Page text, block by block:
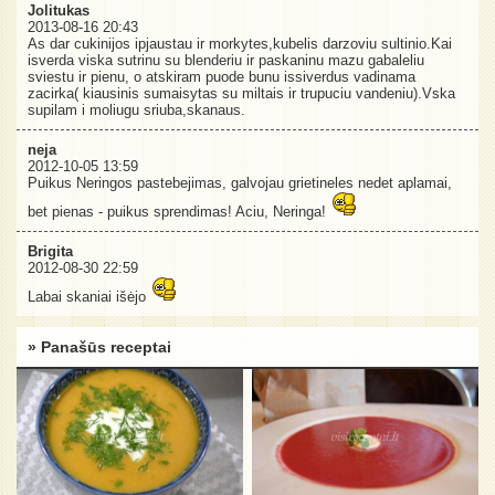
Jolitukas
2013-08-16 20:43
As dar cukinijos ipjaustau ir morkytes,kubelis darzoviu sultinio.Kai
isverda viska sutrinu su blenderiu ir paskaninu mazu gabaleliu
sviestu ir pienu, o atskiram puode bunu issiverdus vadinama
zacirka( kiausinis sumaisytas su miltais ir trupuciu vandeniu).Vska
supilam i moliugu sriuba,skanaus.
neja
2012-10-05 13:59
Puikus Neringos pastebejimas, galvojau grietineles nedet aplamai,
bet pienas - puikus sprendimas! Aciu, Neringa!
Brigita
2012-08-30 22:59
Labai skaniai išėjo
» Panašūs receptai